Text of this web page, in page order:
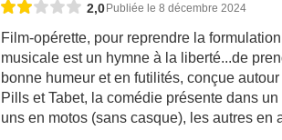
2,0 Publiée le 8 décembre 2024
Film-opérette, pour reprendre la
musicale est un hymne à la liberté...de
bonne humeur et en futilités, conçue
Pills et Tabet, la comédie présente dans
uns en motos (sans casque), les autres en